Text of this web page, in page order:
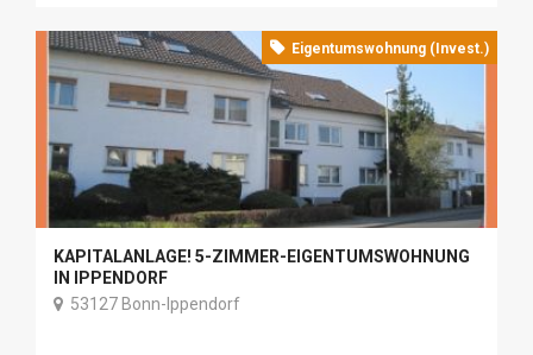
KAPITALANLAGE! 5-ZIMMER-EIGENTUMSWOHNUNG
IN IPPENDORF
53127 Bonn-Ippendorf
Eigentumswohnung (Invest.)